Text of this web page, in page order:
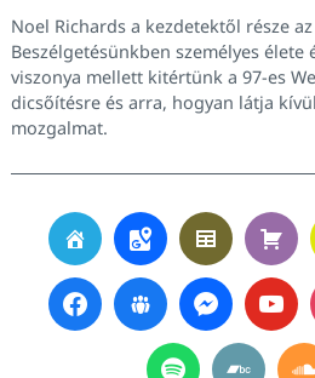
Noel Richards a kezdetektől része
Beszélgetésünkben személyes élete
viszonya mellett kitértünk a 97-es
dicsőítésre és arra, hogyan látja
mozgalmat.